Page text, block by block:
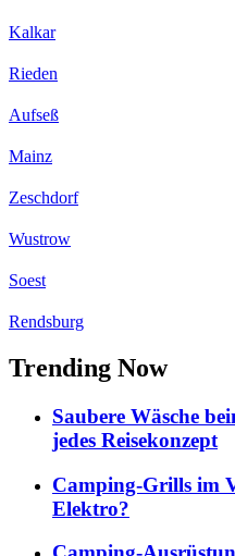
Kalkar
Rieden
Aufseß
Mainz
Zeschdorf
Wustrow
Soest
Rendsburg
Trending Now
Saubere Wäsche
jedes Reisekonzept
Camping-Grills im
Elektro?